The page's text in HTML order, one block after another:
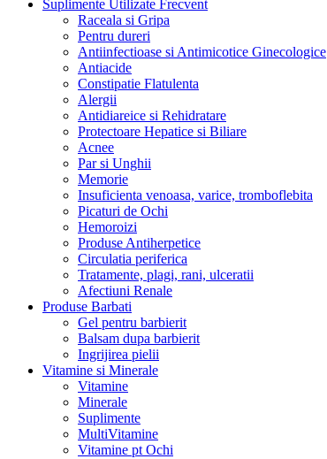
Suplimente Utilizate Frecvent
Raceala si Gripa
Pentru dureri
Antiinfectioase si Antimicotice Ginecologice
Antiacide
Constipatie Flatulenta
Alergii
Antidiareice si Rehidratare
Protectoare Hepatice si Biliare
Acnee
Par si Unghii
Memorie
Insuficienta venoasa, varice, tromboflebita
Picaturi de Ochi
Hemoroizi
Produse Antiherpetice
Circulatia periferica
Tratamente, plagi, rani, ulceratii
Afectiuni Renale
Produse Barbati
Gel pentru barbierit
Balsam dupa barbierit
Ingrijirea pielii
Vitamine si Minerale
Vitamine
Minerale
Suplimente
MultiVitamine
Vitamine pt Ochi